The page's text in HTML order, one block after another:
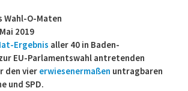
Wahl-O-Maten
2019
Ergebnis aller 40 in Baden-
EU-Parlamentswahl antretenden
den vier erwiesenermaßen untragbaren
und SPD.